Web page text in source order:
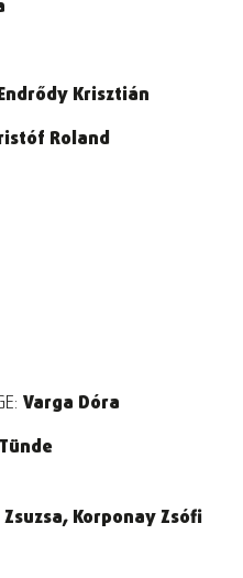
Krisztián
Roland
Varga Dóra
Korponay Zsófi